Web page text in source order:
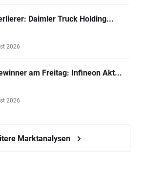
Daimler Truck Holding...
2026
am Freitag: Infineon Akt...
2026
Marktanalysen